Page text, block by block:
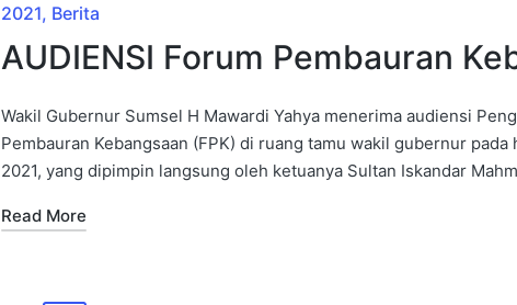
2021 Berita
AUDIENSI Forum Pembauran
Wakil Gubernur Sumsel H Mawardi Yahya menerima audiensi
Pembauran Kebangsaan (FPK) di ruang tamu wakil gubernur pada
2021, yang dipimpin langsung oleh ketuanya Sultan Iskandar
Read More